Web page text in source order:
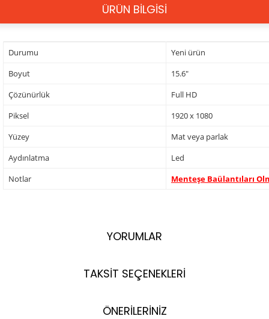
ÜRÜN BİLGİSİ
Durumu
Yeni ürün
Boyut
15.6"
Çözünürlük
Full HD
Piksel
1920 x 1080
Yüzey
Mat veya parlak
Aydınlatma
Led
Notlar
Menteşe Baülantıları
YORUMLAR
TAKSİT SEÇENEKLERİ
ÖNERİLERİNİZ